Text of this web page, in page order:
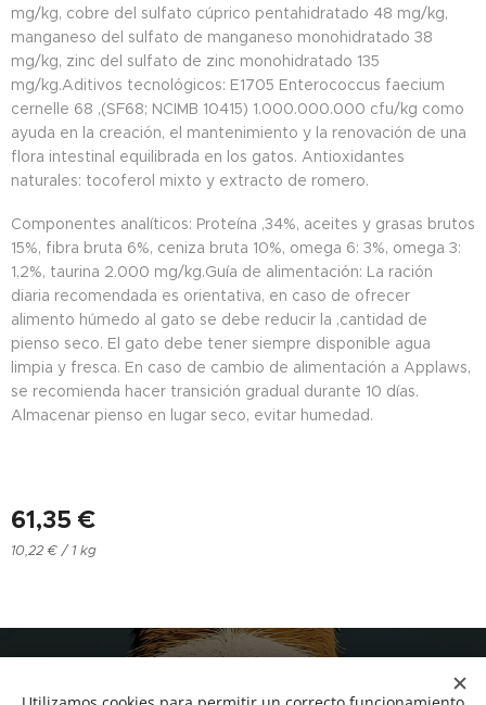
mg/kg, cobre del sulfato cúprico pentahidratado 48 mg/kg,
manganeso del sulfato de manganeso monohidratado 38
mg/kg, zinc del sulfato de zinc monohidratado 135
mg/kg.Aditivos tecnológicos: E1705 Enterococcus faecium
cernelle 68 ,(SF68; NCIMB 10415) 1.000.000.000 cfu/kg como
ayuda en la creación, el mantenimiento y la renovación de una
flora intestinal equilibrada en los gatos. Antioxidantes
naturales: tocoferol mixto y extracto de romero.
Componentes analíticos: Proteína ,34%, aceites y grasas brutos
15%, fibra bruta 6%, ceniza bruta 10%, omega 6: 3%, omega 3:
1,2%, taurina 2.000 mg/kg.Guía de alimentación: La ración
diaria recomendada es orientativa, en caso de ofrecer
alimento húmedo al gato se debe reducir la ,cantidad de
pienso seco. El gato debe tener siempre disponible agua
limpia y fresca. En caso de cambio de alimentación a Applaws,
se recomienda hacer transición gradual durante 10 días.
Almacenar pienso en lugar seco, evitar humedad.
61,35 €
10,22 € / 1 kg